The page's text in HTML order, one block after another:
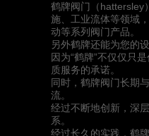
鹤牌阀门（hattersley
施、工业流体等领域
动等系列阀门产品。
另外鹤牌还能为您的
因为“鹤牌”不仅仅只
质服务的承诺。
同时，鹤牌阀门长期
流。
经过不断地创新，深
系。
经过长久的实践，鹤